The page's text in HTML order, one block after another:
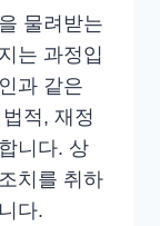
물려받는
는 과정입
과 같은
적, 재정
니다. 상
치를 취하
다.